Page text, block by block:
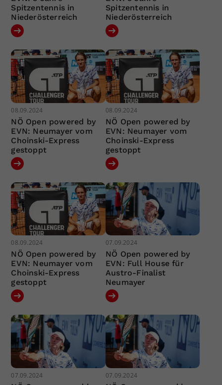
Spitzentennis in
Niederösterreich
Spitzentennis in
Niederösterreich
08.09.2024
NÖ Open powered by
EVN: Neumayer vom
Choinski-Express
gestoppt
08.09.2024
NÖ Open powered by
EVN: Neumayer vom
Choinski-Express
gestoppt
08.09.2024
NÖ Open powered by
EVN: Neumayer vom
Choinski-Express
gestoppt
07.09.2024
NÖ Open powered by
EVN: Full House für
Austro-Finalist
Neumayer
07.09.2024 07.09.2024